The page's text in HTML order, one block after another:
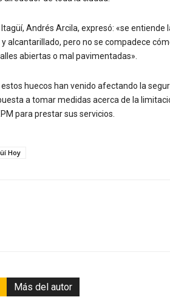
Andrés Arcila, expresó: «se
alcantarillado, pero no se compadece
abiertas o mal pavimentadas».
huecos han venido afectando la
a tomar medidas acerca de la
para prestar sus servicios.
Hoy
Más del autor